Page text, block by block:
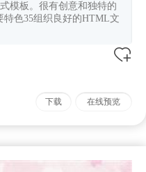
模板。很有创意和独特的
色35组织良好的HTML文
下载 在线预览